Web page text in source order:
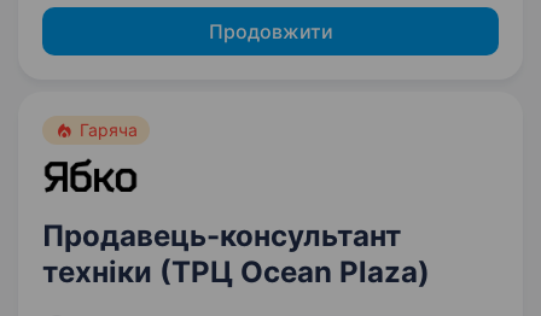
Продовжити
Гаряча
Продавець-консультант
техніки (ТРЦ Ocean Plaza)